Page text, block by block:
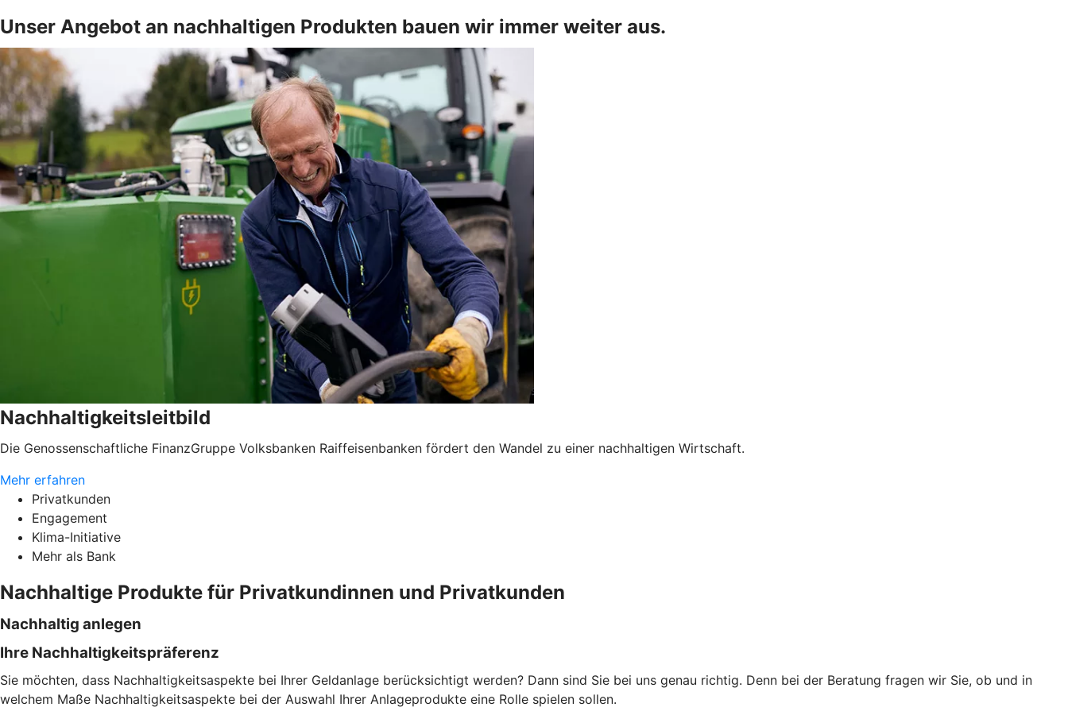
Unser Angebot an nachhaltigen Produkten bauen wir immer weiter aus.
Nachhaltigkeitsleitbild
Die Genossenschaftliche FinanzGruppe Volksbanken Raiffeisenbanken fördert den Wandel zu einer nachhaltigen Wirtschaft.
Mehr erfahren
Privatkunden
Engagement
Klima-Initiative
Mehr als Bank
Nachhaltige Produkte für Privatkundinnen und Privatkunden
Nachhaltig anlegen
Ihre Nachhaltigkeitspräferenz
Sie möchten, dass Nachhaltigkeitsaspekte bei Ihrer Geldanlage berücksichtigt werden? Dann sind Sie bei uns genau richtig. Denn bei der Beratung fragen wir Sie, ob und in
welchem Maße Nachhaltigkeitsaspekte bei der Auswahl Ihrer Anlageprodukte eine Rolle spielen sollen.